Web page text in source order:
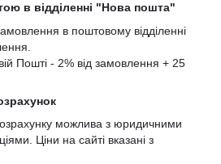
в відділенні "Нова пошта"
в поштовому відділенні
Пошті - 2% від замовлення + 25
можлива з юридичними
Ціни на сайті вказані з